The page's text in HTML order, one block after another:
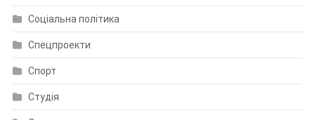
Соціальна політика
Спецпроекти
Спорт
Студія